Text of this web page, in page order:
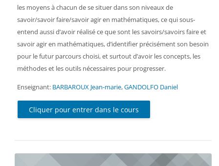
les moyens à chacun de se situer dans son niveaux de
savoir/savoir faire/savoir agir en mathématiques, ce qui sous-
entend aussi d’avoir réalisé ce que sont les savoirs/savoirs faire et
savoir agir en mathématiques, d’identifier précisément son besoin
pour le futur parcours choisi, et surtout d’avoir les concepts, les
méthodes et les outils nécessaires pour progresser.
Enseignant: BARBAROUX Jean-marie,GANDOLFO Daniel
Cliquer pour entrer dans le cours